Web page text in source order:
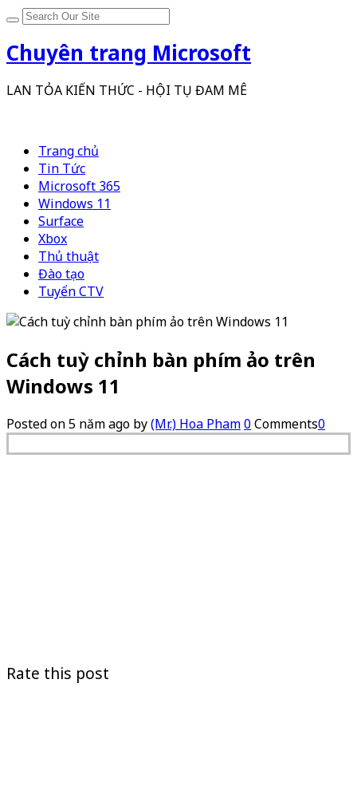
Chuyên trang Microsoft
LAN TỎA KIẾN THỨC - HỘI TỤ ĐAM MÊ
Trang chủ
Tin Tức
Microsoft 365
Windows 11
Surface
Xbox
Thủ thuật
Đào tạo
Tuyển CTV
Cách tuỳ chỉnh bàn phím ảo trên
Windows 11
Posted on5 năm ago by(Mr.) Hoa Pham0Comments0
Rate this post